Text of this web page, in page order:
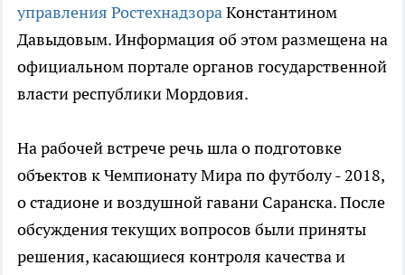
управления РостехнадзораКонстантином
Давыдовым. Информация об этом размещена на
официальном портале органов государственной
власти республики Мордовия.
На рабочей встрече речь шла о подготовке
объектов к Чемпионату Мира по футболу - 2018,
о стадионе и воздушной гавани Саранска. После
обсуждения текущих вопросов были приняты
решения, касающиеся контроля качества и